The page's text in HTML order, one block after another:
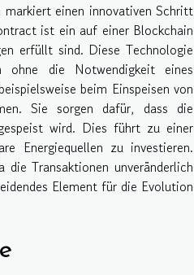
einen innovativen Schritt
ist ein auf einer Blockchain
erfüllt sind. Diese Technologie
ohne die Notwendigkeit eines
beim Einspeisen von
Sie sorgen dafür, dass die
wird. Dies führt zu einer
Energiequellen zu investieren.
Transaktionen unveränderlich
Element für die Evolution